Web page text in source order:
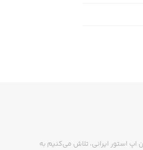
اپ استور ایرانی، تلاش می‌کنیم به